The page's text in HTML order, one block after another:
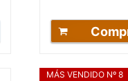
MÁS VENDIDO Nº 8